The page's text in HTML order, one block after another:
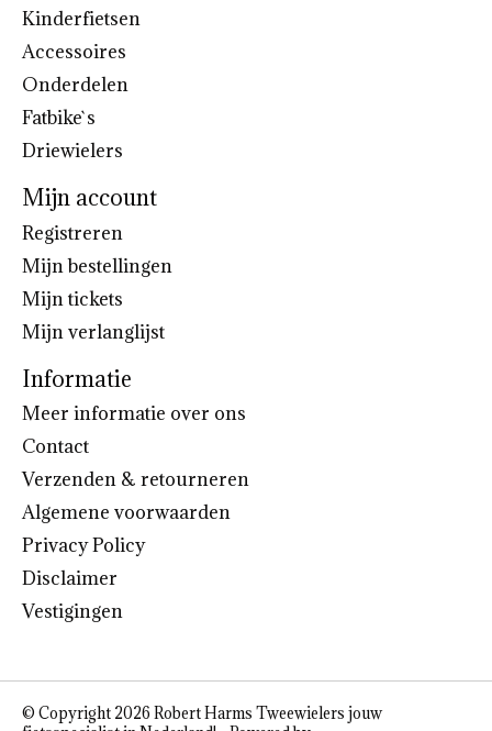
Kinderfietsen
Accessoires
Onderdelen
Fatbike`s
Driewielers
Mijn account
Registreren
Mijn bestellingen
Mijn tickets
Mijn verlanglijst
Informatie
Meer informatie over ons
Contact
Verzenden & retourneren
Algemene voorwaarden
Privacy Policy
Disclaimer
Vestigingen
© Copyright 2026 Robert Harms Tweewielers jouw